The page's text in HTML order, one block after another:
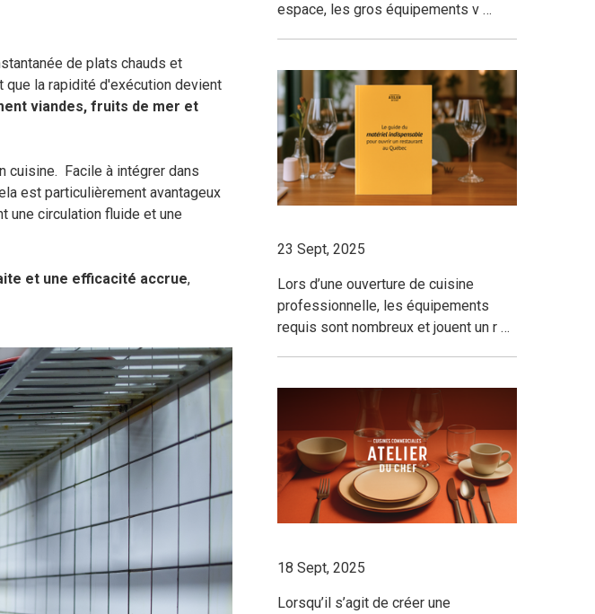
de plats chauds et
la rapidité d'exécution devient
viandes, fruits de mer et
cuisine. Facile à intégrer dans
est particulièrement avantageux
une circulation fluide et une
et une efficacité accrue,
espace, les gros équipements v …
23 Sept, 2025
Lors d’une ouverture de cuisine
professionnelle, les équipements
requis sont nombreux et jouent un r …
18 Sept, 2025
Lorsqu’il s’agit de créer une